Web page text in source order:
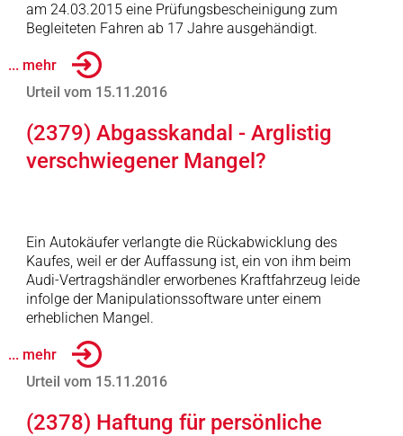
am 24.03.2015 eine Prüfungsbescheinigung zum
Begleiteten Fahren ab 17 Jahre ausgehändigt.
... mehr
Urteil vom 15.11.2016
(2379) Abgasskandal - Arglistig
verschwiegener Mangel?
Ein Autokäufer verlangte die Rückabwicklung des
Kaufes, weil er der Auffassung ist, ein von ihm beim
Audi-Vertragshändler erworbenes Kraftfahrzeug leide
infolge der Manipulationssoftware unter einem
erheblichen Mangel.
... mehr
Urteil vom 15.11.2016
(2378) Haftung für persönliche